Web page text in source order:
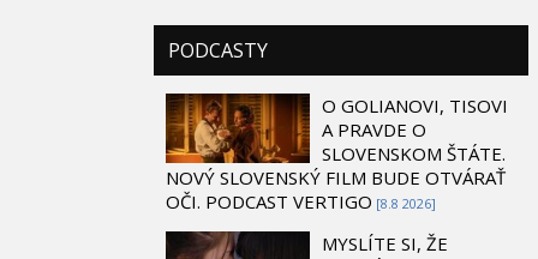
PODCASTY
O GOLIANOVI, TISOVI
A PRAVDE O
SLOVENSKOM ŠTÁTE.
NOVÝ SLOVENSKÝ FILM BUDE OTVÁRAŤ
OČI. PODCAST VERTIGO [8.8 2026]
MYSLÍTE SI, ŽE